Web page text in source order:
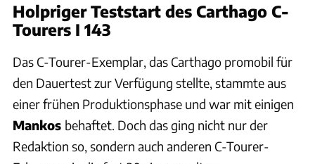
Holpriger Teststart des Carthago C-
Tourers I 143
Das C-Tourer-Exemplar, das Carthago promobil für
den Dauertest zur Verfügung stellte, stammte aus
einer frühen Produktionsphase und war mit einigen
Mankos behaftet. Doch das ging nicht nur der
Redaktion so, sondern auch anderen C-Tourer-